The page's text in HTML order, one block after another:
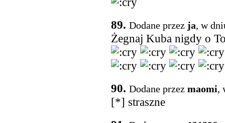
89. Dodane przez ja, w
Żegnaj Kuba nigdy o
90. Dodane przez maomi,
[*] straszne